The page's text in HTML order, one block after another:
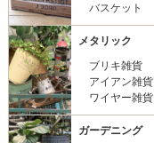
バスケット
メタリック
ブリキ雑貨
アイアン雑貨
ワイヤー雑貨
ガーデニング